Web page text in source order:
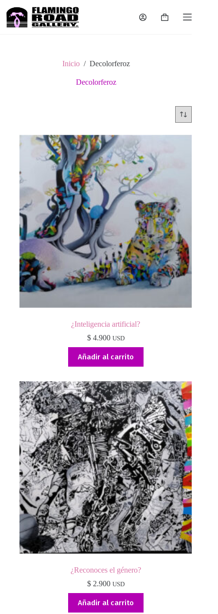
contenido
Carro
Inicio / Decolorferoz
Decolorferoz
¿Inteligencia artificial?
$4.900 USD
Añadir al carrito
¿Reconoces el género?
$2.900 USD
Añadir al carrito